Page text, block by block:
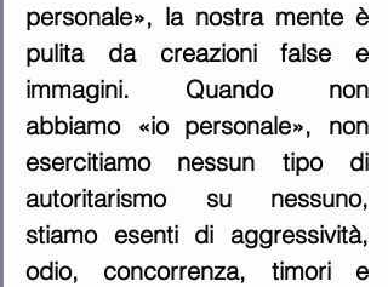
personale», la nostra mente è
pulita da creazioni false e
immagini. Quando non
abbiamo «io personale», non
esercitiamo nessun tipo di
autoritarismo su nessuno,
stiamo esenti di aggressività,
odio, concorrenza, timori e